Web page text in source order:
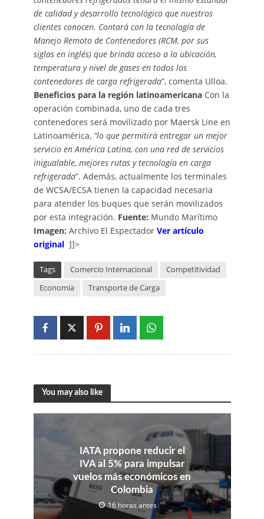
de calidad y desarrollo tecnológico que nuestros
clientes conocen. Contará con la tecnología de
Manejo Remoto de Contenedores (RCM, por sus
siglas en inglés) que brinda acceso a la ubicación,
temperatura y nivel de gases en todos los
contenedores de carga refrigerada”, comenta Ulloa.
Beneficios para la región latinoamericanaCon la
operación combinada, uno de cada tres
contenedores será movilizado por Maersk Line en
Latinoamérica, “lo que permitirá entregar un mejor
servicio en América Latina, con una red de servicios
inigualable, mejores rutas y tecnología en carga
refrigerada”. Además, actualmente los terminales
de WCSA/ECSA tienen la capacidad necesaria
para atender los buques que serán movilizados
por esta integración. Fuente: Mundo Marítimo
Imagen: Archivo El Espectador Ver artículo
original]]>
Tags Comercio Internacional
Competitividad
Economía
Transporte de Carga
You may also like
IATA propone reducir el
IVA al 5% para impulsar
vuelos más económicos en
Colombia
16 horas antes